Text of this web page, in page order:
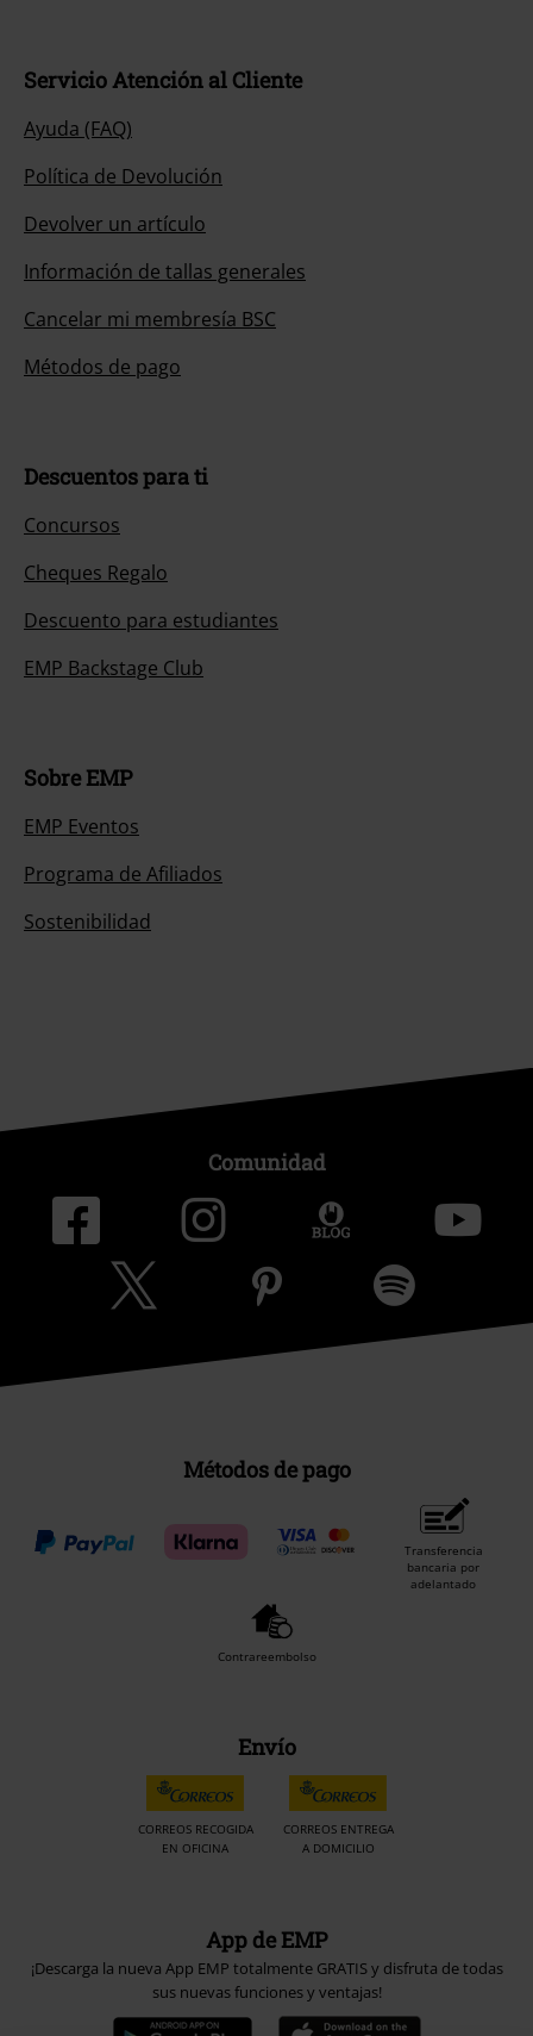
Servicio Atención al Cliente
Ayuda (FAQ)
Política de Devolución
Devolver un artículo
Información de tallas generales
Cancelar mi membresía BSC
Métodos de pago
Descuentos para ti
Concursos
Cheques Regalo
Descuento para estudiantes
EMP Backstage Club
Sobre EMP
EMP Eventos
Programa de Afiliados
Sostenibilidad
Comunidad
Métodos de pago
Transferencia
bancaria por
adelantado
Contrareembolso
Envío
CORREOS RECOGIDA
EN OFICINA
CORREOS ENTREGA
A DOMICILIO
App de EMP
¡Descarga la nueva App EMP totalmente GRATIS y disfruta de todas
sus nuevas funciones y ventajas!